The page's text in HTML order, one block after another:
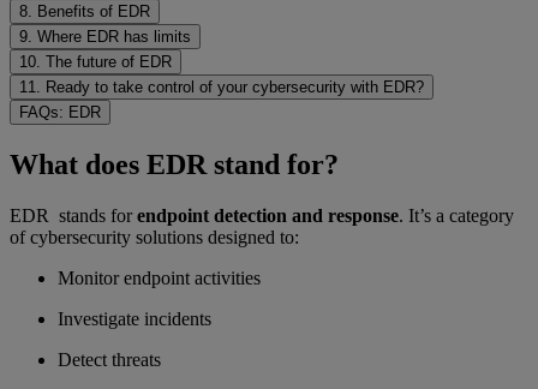
8. Benefits of EDR
9. Where EDR has limits
10. The future of EDR
11. Ready to take control of your cybersecurity with EDR?
FAQs: EDR
What does EDR stand for?
EDR stands forendpoint detection and response. It’s a category
of cybersecurity solutions designed to:
Monitor endpoint activities
Investigate incidents
Detect threats